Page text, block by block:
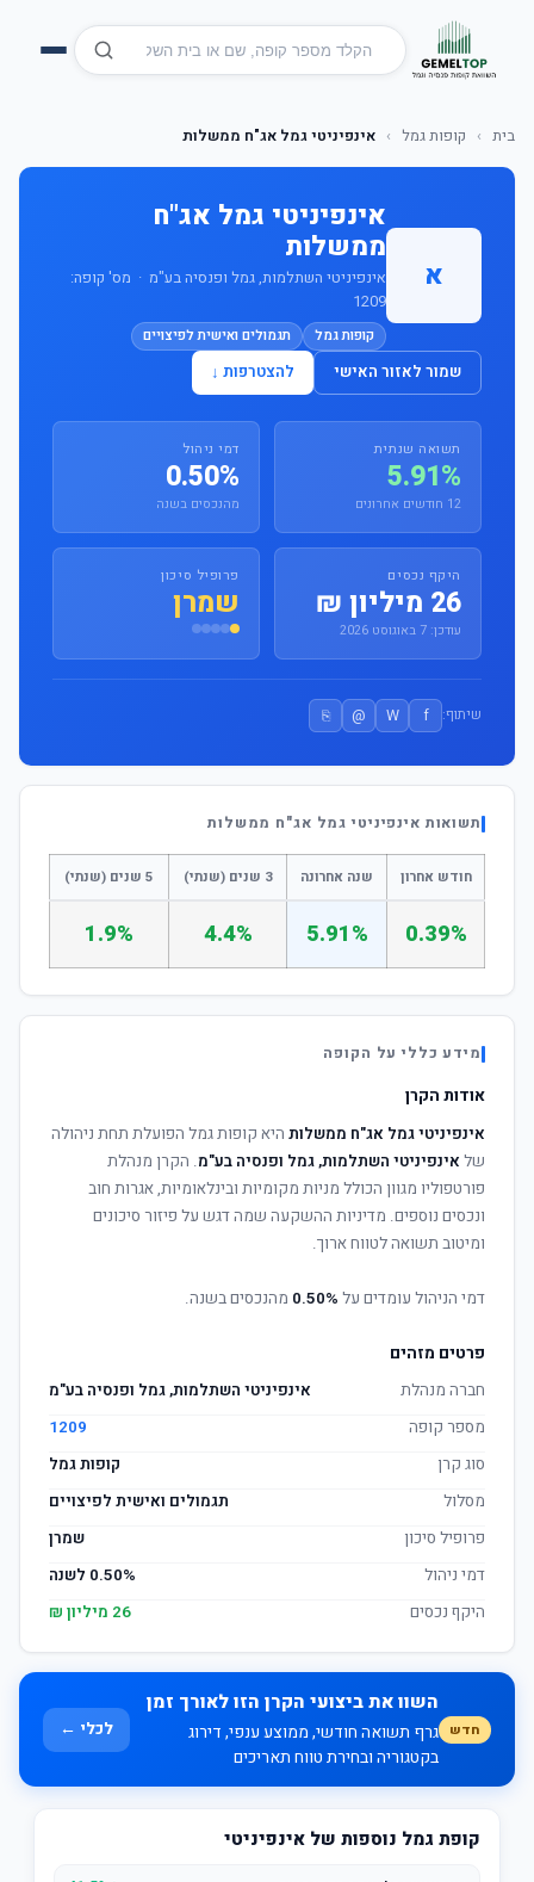
בית › קופות גמל › אינפיניטי גמל אג"ח ממשלות
א
אינפיניטי גמל אג"ח
ממשלות
אינפיניטי השתלמות, גמל ופנסיה בע"מ · מס' קופה:
1209
קופות גמל תגמולים ואישית לפיצויים
שמור לאזור האישי להצטרפות ↓
תשואה שנתית
5.91%
12 חודשים אחרונים
דמי ניהול
0.50%
מהנכסים בשנה
היקף נכסים
26 מיליון ₪
עודכן: 7 באוגוסט 2026
פרופיל סיכון
שמרן
שיתוף: f
W
@
⎘
תשואות אינפיניטי גמל אג"ח ממשלות
חודש אחרון שנה אחרונה 3 שנים (שנתי) 5 שנים (שנתי)
0.39%
5.91%
4.4%
1.9%
מידע כללי על הקופה
אודות הקרן
אינפיניטי גמל אג"ח ממשלות היא קופות גמל הפועלת תחת ניהולה
של אינפיניטי השתלמות, גמל ופנסיה בע"מ. הקרן מנהלת
פורטפוליו מגוון הכולל מניות מקומיות ובינלאומיות, אגרות חוב
ונכסים נוספים. מדיניות ההשקעה שמה דגש על פיזור סיכונים
ומיטוב תשואה לטווח ארוך.
דמי הניהול עומדים על 0.50% מהנכסים בשנה.
פרטים מזהים
חברה מנהלת
אינפיניטי השתלמות, גמל ופנסיה בע"מ
מספר קופה
1209
סוג קרן
קופות גמל
מסלול
תגמולים ואישית לפיצויים
פרופיל סיכון
שמרן
דמי ניהול
0.50% לשנה
היקף נכסים
26 מיליון ₪
חדש
השוו את ביצועי הקרן הזו לאורך זמן
גרף תשואה חודשי, ממוצע ענפי, דירוג
בקטגוריה ובחירת טווח תאריכים
לכלי ←
קופת גמל נוספות של אינפיניטי